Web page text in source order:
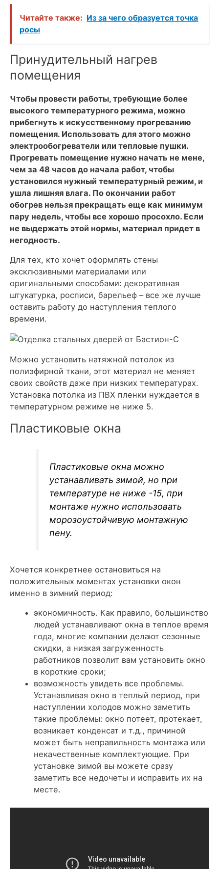
Читайте также: Из за чего образуется точка
росы
Принудительный нагрев
помещения
Чтобы провести работы, требующие более
высокого температурного режима, можно
прибегнуть к искусственному прогреванию
помещения. Использовать для этого можно
электрообогреватели или тепловые пушки.
Прогревать помещение нужно начать не мене,
чем за 48 часов до начала работ, чтобы
установился нужный температурный режим, и
ушла лишняя влага. По окончании работ
обогрев нельзя прекращать еще как минимум
пару недель, чтобы все хорошо просохло. Если
не выдержать этой нормы, материал придет в
негодность.
Для тех, кто хочет оформлять стены
эксклюзивными материалами или
оригинальными способами: декоративная
штукатурка, росписи, барельеф – все же лучше
оставить работу до наступления теплого
времени.
Можно установить натяжной потолок из
полиэфирной ткани, этот материал не меняет
своих свойств даже при низких температурах.
Установка потолка из ПВХ пленки нуждается в
температурном режиме не ниже 5.
Пластиковые окна
Пластиковые окна можно
устанавливать зимой, но при
температуре не ниже -15, при
монтаже нужно использовать
морозоустойчивую монтажную
пену.
Хочется конкретнее остановиться на
положительных моментах установки окон
именно в зимний период:
экономичность. Как правило, большинство
людей устанавливают окна в теплое время
года, многие компании делают сезонные
скидки, а низкая загруженность
работников позволит вам установить окно
в короткие сроки;
возможность увидеть все проблемы.
Устанавливая окно в теплый период, при
наступлении холодов можно заметить
такие проблемы: окно потеет, протекает,
возникает конденсат и т.д., причиной
может быть неправильность монтажа или
некачественные комплектующие. При
установке зимой вы можете сразу
заметить все недочеты и исправить их на
месте.